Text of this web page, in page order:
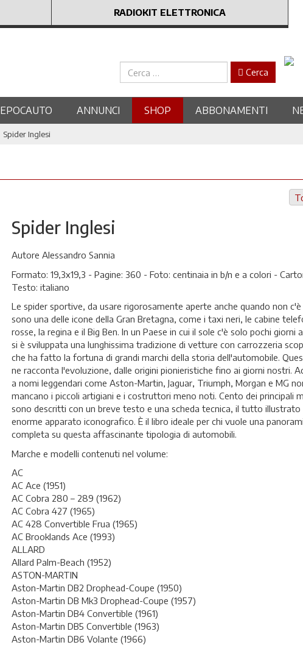
RADIOKIT ELETTRONICA
Cerca Cerca
EPOCAUTO ANNUNCI SHOP ABBONAMENTI
Spider Inglesi
Spider Inglesi
Autore Alessandro Sannia
Formato: 19,3x19,3 - Pagine: 360 - Foto: centinaia in b/n e a colori -
Testo: italiano
Le spider sportive, da usare rigorosamente aperte anche quando non c'è
sono una delle icone della Gran Bretagna, come i taxi neri, le cabine
rosse, la regina e il Big Ben. In un Paese in cui il sole c'è solo pochi giorni
si è sviluppata una lunghissima tradizione di vetture con carrozzeria
che ha fatto la fortuna di grandi marchi della storia dell'automobile.
ne racconta l'evoluzione, dalle origini pionieristiche fino ai giorni nostri.
a nomi leggendari come Aston-Martin, Jaguar, Triumph, Morgan e MG
mancano i piccoli artigiani e i costruttori meno noti. Cento dei principali
sono descritti con un breve testo e una scheda tecnica, il tutto illustrato
enorme apparato iconografico. È il libro ideale per chi vuole una
completa su questa affascinante tipologia di automobili.
Marche e modelli contenuti nel volume:
AC
AC Ace (1951)
AC Cobra 280 – 289 (1962)
AC Cobra 427 (1965)
AC 428 Convertible Frua (1965)
AC Brooklands Ace (1993)
ALLARD
Allard Palm-Beach (1952)
ASTON-MARTIN
Aston-Martin DB2 Drophead-Coupe (1950)
Aston-Martin DB Mk3 Drophead-Coupe (1957)
Aston-Martin DB4 Convertible (1961)
Aston-Martin DB5 Convertible (1963)
Aston-Martin DB6 Volante (1966)